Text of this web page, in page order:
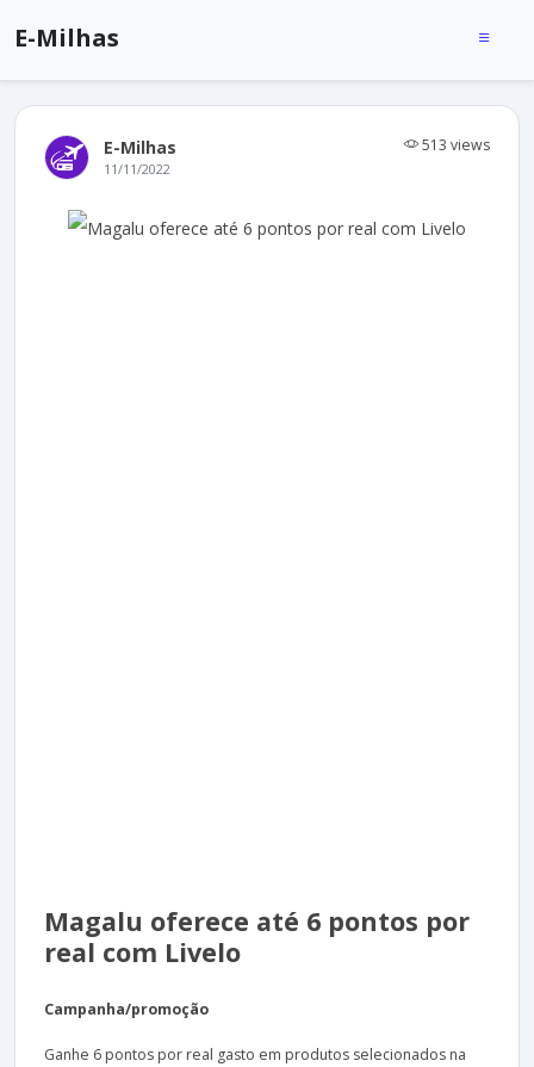
E-Milhas
E-Milhas 513 views
11/11/2022
Magalu oferece até 6 pontos por
real com Livelo
Campanha/promoção
Ganhe 6 pontos por real gasto em produtos selecionados na